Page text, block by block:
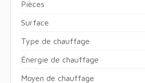
Pièces
Surface
Type de chauffage
Énergie de chauffage
Moyen de chauffage